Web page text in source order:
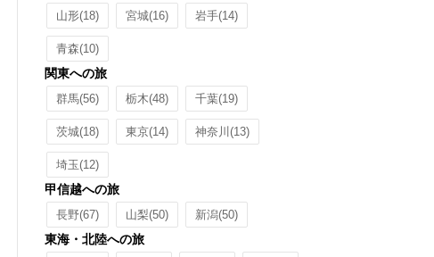
山形(18) 宮城(16) 岩手(14)
青森(10)
関東への旅
群馬(56) 栃木(48) 千葉(19)
茨城(18) 東京(14) 神奈川 (13)
埼玉(12)
甲信越への旅
長野(67) 山梨(50) 新潟(50)
東海・北陸への旅